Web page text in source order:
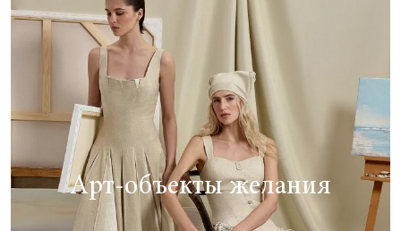
Арт-объекты желания